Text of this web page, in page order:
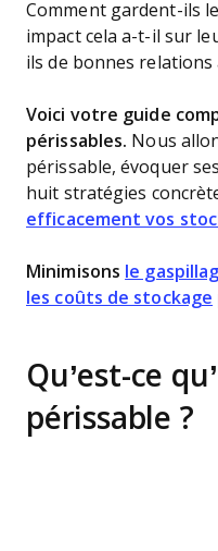
Comment gardent-ils
impact cela a-t-il sur
ils de bonnes
Voici votre guide
périssables. Nous
périssable, évoquer
huit stratégies
efficacement vos
Minimisons le
les coûts de stockage
Qu’est-ce
périssable ?